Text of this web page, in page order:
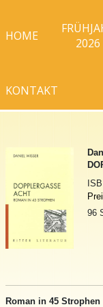
HOME
2026
KONTAKT
96
Roman in 45 Strophen